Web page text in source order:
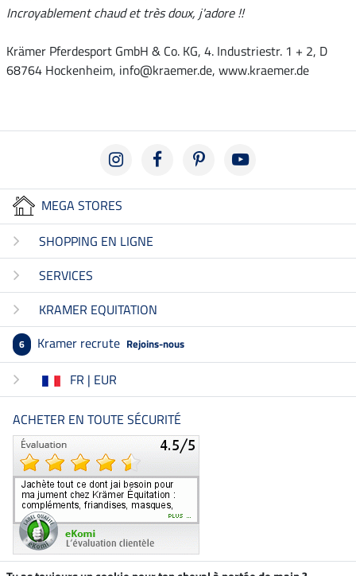
Incroyablement chaud et très doux, j'adore !!
Krämer Pferdesport GmbH & Co. KG, 4. Industriestr. 1 + 2, D
68764 Hockenheim, info@kraemer.de, www.kraemer.de
MEGA STORES
SHOPPING EN LIGNE
SERVICES
KRAMER EQUITATION
6 Kramer recrute Rejoins-nous
FR | EUR
ACHETER EN TOUTE SÉCURITÉ